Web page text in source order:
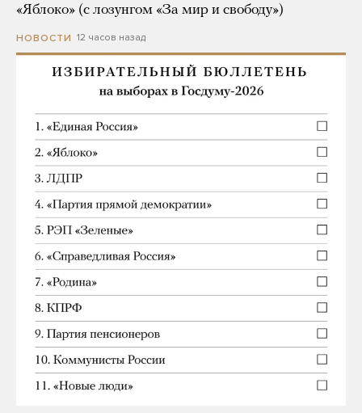
«Яблоко» (с лозунгом «За мир и свободу»)
НОВОСТИ 12 часов назад